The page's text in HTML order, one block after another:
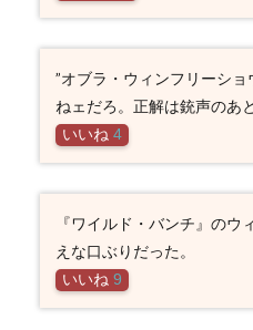
”オブラ・ウィンフリーシ
ねェだろ。正解は銃声のあ
いいね 4
『ワイルド・バンチ』のウ
えな口ぶりだった。
いいね 9